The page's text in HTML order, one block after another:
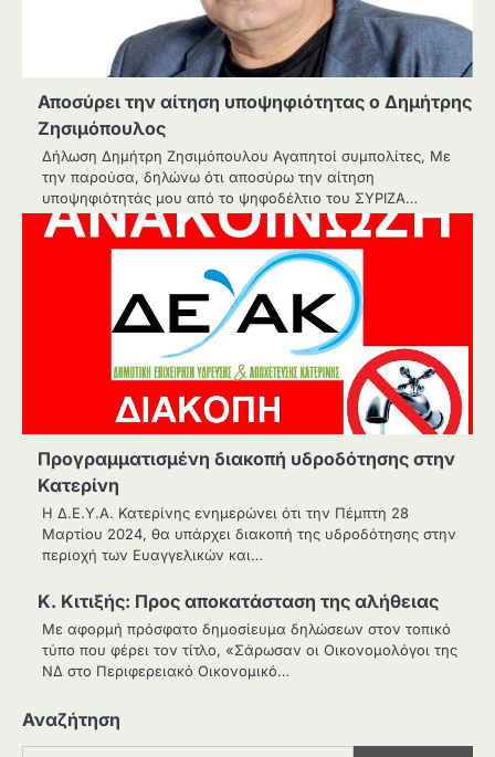
Αποσύρει την αίτηση υποψηφιότητας ο Δημήτρης
Ζησιμόπουλος
Δήλωση Δημήτρη Ζησιμόπουλου Αγαπητοί συμπολίτες, Με
την παρούσα, δηλώνω ότι αποσύρω την αίτηση
υποψηφιότητάς μου από το ψηφοδέλτιο του ΣΥΡΙΖΑ…
Προγραμματισμένη διακοπή υδροδότησης στην
Κατερίνη
Η Δ.Ε.Υ.Α. Κατερίνης ενημερώνει ότι την Πέμπτη 28
Μαρτίου 2024, θα υπάρχει διακοπή της υδροδότησης στην
περιοχή των Ευαγγελικών και…
Κ. Κιτιξής: Προς αποκατάσταση της αλήθειας
Με αφορμή πρόσφατο δημοσίευμα δηλώσεων στον τοπικό
τύπο που φέρει τον τίτλο, «Σάρωσαν οι Οικονομολόγοι της
ΝΔ στο Περιφερειακό Οικονομικό…
Αναζήτηση